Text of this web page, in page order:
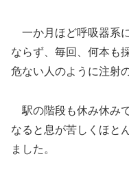
一か月ほど呼吸器系
ならず、毎回、何本も
危ない人のように注射
駅の階段も休み休み
なると息が苦しくほと
ました。